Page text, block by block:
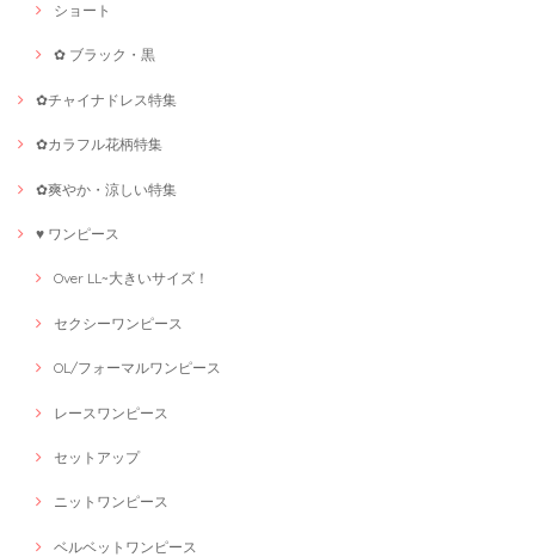
ショート
✿ ブラック・黒
✿チャイナドレス特集
✿カラフル花柄特集
✿爽やか・涼しい特集
♥ ワンピース
Over LL~大きいサイズ！
セクシーワンピース
OL/フォーマルワンピース
レースワンピース
セットアップ
ニットワンピース
ベルベットワンピース